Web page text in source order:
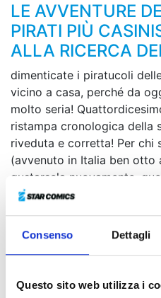
Consenso Dettagli
Questo sito web utilizza i
LE AVVENTURE
PIRATI PIÙ
ALLA RICERCA
dimenticate i piratucoli
vicino a casa, perché da
molto seria!
ristampa cronologica della
riveduta e corretta! Per chi
(avvenuto in Italia ben otto
gustarsela nuovamente,
l'occasione da non
tutto il mondo l’unico vero
tutto ancora a soli 3,50